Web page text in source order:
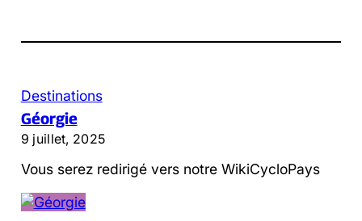
Destinations
Géorgie
9 juillet, 2025
Vous serez redirigé vers notre WikiCycloPays